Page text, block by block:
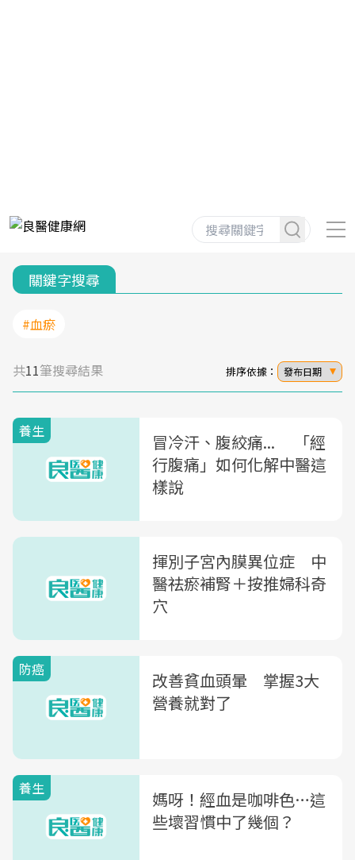
關鍵字搜尋
#血瘀
共11筆搜尋結果 排序依據： 發布日期
養生
冒冷汗、腹絞痛... 「經
行腹痛」如何化解中醫這
樣說
揮別子宮內膜異位症 中
醫祛瘀補腎＋按推婦科奇
穴
防癌
改善貧血頭暈 掌握3大
營養就對了
養生
媽呀！經血是咖啡色…這
些壞習慣中了幾個？